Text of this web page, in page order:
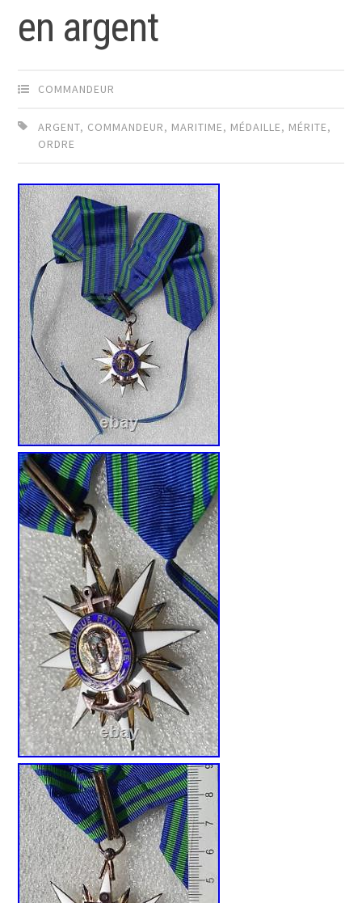
en argent
COMMANDEUR
ARGENT, COMMANDEUR, MARITIME, MÉDAILLE, MÉRITE,
ORDRE